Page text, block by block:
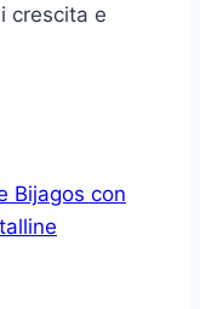
crescita e